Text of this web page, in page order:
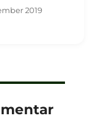
2019